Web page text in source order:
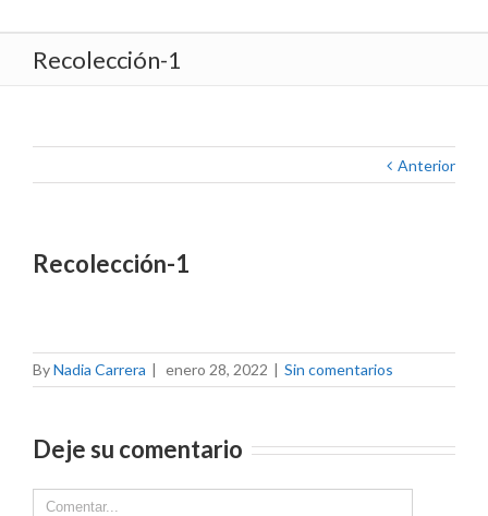
Recolección-1
Anterior
Recolección-1
ByNadia Carrera | enero 28, 2022 | Sin comentarios
Deje su comentario
Comment